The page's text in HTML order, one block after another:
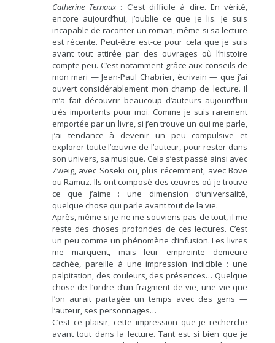
Catherine Ternaux: C’est difficile à dire. En vérité,
encore aujourd’hui, j’oublie ce que je lis. Je suis
incapable de raconter un roman, même si sa lecture
est récente. Peut-être est-ce pour cela que je suis
avant tout attirée par des ouvrages où l’histoire
compte peu. C’est notamment grâce aux conseils de
mon mari — Jean-Paul Chabrier, écrivain — que j’ai
ouvert considérablement mon champ de lecture. Il
m’a fait découvrir beaucoup d’auteurs aujourd’hui
très importants pour moi. Comme je suis rarement
emportée par un livre, si j’en trouve un qui me parle,
j’ai tendance à devenir un peu compulsive et
explorer toute l’œuvre de l’auteur, pour rester dans
son univers, sa musique. Cela s’est passé ainsi avec
Zweig, avec Soseki ou, plus récemment, avec Bove
ou Ramuz. Ils ont composé des œuvres où je trouve
ce que j’aime : une dimension d’universalité,
quelque chose qui parle avant tout de la vie.
Après, même si je ne me souviens pas de tout, il me
reste des choses profondes de ces lectures. C’est
un peu comme un phénomène d’infusion. Les livres
me marquent, mais leur empreinte demeure
cachée, pareille à une impression indicible : une
palpitation, des couleurs, des présences… Quelque
chose de l’ordre d’un fragment de vie, une vie que
l’on aurait partagée un temps avec des gens —
l’auteur, ses personnages…
C’est ce plaisir, cette impression que je recherche
avant tout dans la lecture. Tant est si bien que je